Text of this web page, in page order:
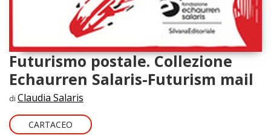
Futurismo postale. Collezione
Echaurren Salaris-Futurism mail
di Claudia Salaris
CARTACEO